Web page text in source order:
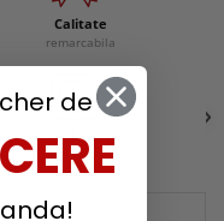
Calitate
remarcabila
Reduceri
de